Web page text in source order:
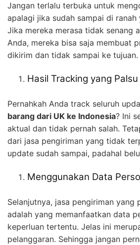
Jangan terlalu terbuka untuk
apalagi jika sudah sampai di
Jika mereka merasa tidak senang
Anda, mereka bisa saja membuat
dikirim dan tidak sampai ke tujuan.
Hasil Tracking yang Palsu
Pernahkah Anda track seluruh
barang dari UK ke Indonesia? Ini
aktual dan tidak pernah salah.
dari jasa pengiriman yang tidak
update sudah sampai, padahal
Menggunakan Data
Selanjutnya, jasa pengiriman yang
adalah yang memanfaatkan data
keperluan tertentu. Jelas ini
pelanggaran. Sehingga jangan